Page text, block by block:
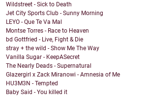
Wildstreet - Sick to Death
Jet City Sports Club - Sunny Morning
LEYO - Que Te Va Mal
Montse Torres - Race to Heaven
bd Gottfried - Live, Fight & Die
stray + the wild - Show Me The Way
Vanilla Sugar - KeepASecret
The Nearly Deads - Supernatural
Glazergirl x Zack Miranowi - Amnesia of Me
HU3M3N - Tempted
Baby Said - You killed it